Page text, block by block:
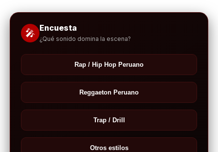
🎤 Encuesta
¿Qué sonido domina la escena?
Rap / Hip Hop Peruano
Reggaeton Peruano
Trap / Drill
Otros estilos